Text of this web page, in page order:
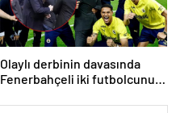
Olaylı derbinin davasında
Fenerbahçeli iki futbolcunun